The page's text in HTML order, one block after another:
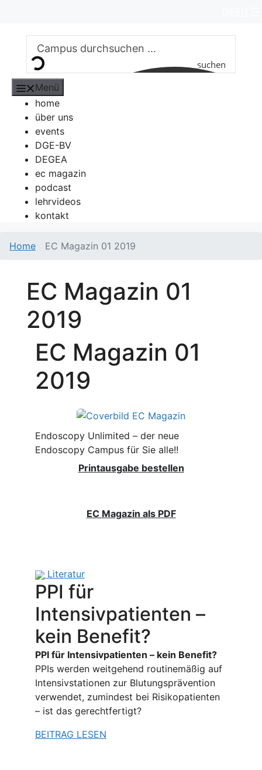
springen
suchen
Menü
home
über uns
events
DGE-BV
DEGEA
ec magazin
podcast
lehrvideos
kontakt
Home EC Magazin 01 2019
EC Magazin 01
2019
EC Magazin 01
2019
Endoscopy Unlimited – der neue
Endoscopy Campus für Sie alle!!
Printausgabe bestellen
EC Magazin als PDF
Literatur
PPI für
Intensivpatienten –
kein Benefit?
PPI für Intensivpatienten – kein Benefit?
PPIs werden weitgehend routinemäßig auf
Intensivstationen zur Blutungsprävention
verwendet, zumindest bei Risikopatienten
– ist das gerechtfertigt?
BEITRAG LESEN